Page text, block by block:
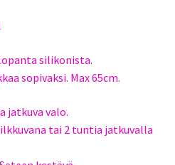
silikonista.
sopivaksi. Max 65cm.
jatkuva valo.
tai 2 tuntia jatkuvalla